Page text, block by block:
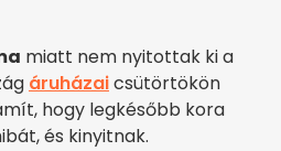
miatt nem nyitottak ki a
áruházaicsütörtökön
hogy legkésőbb kora
és kinyitnak.